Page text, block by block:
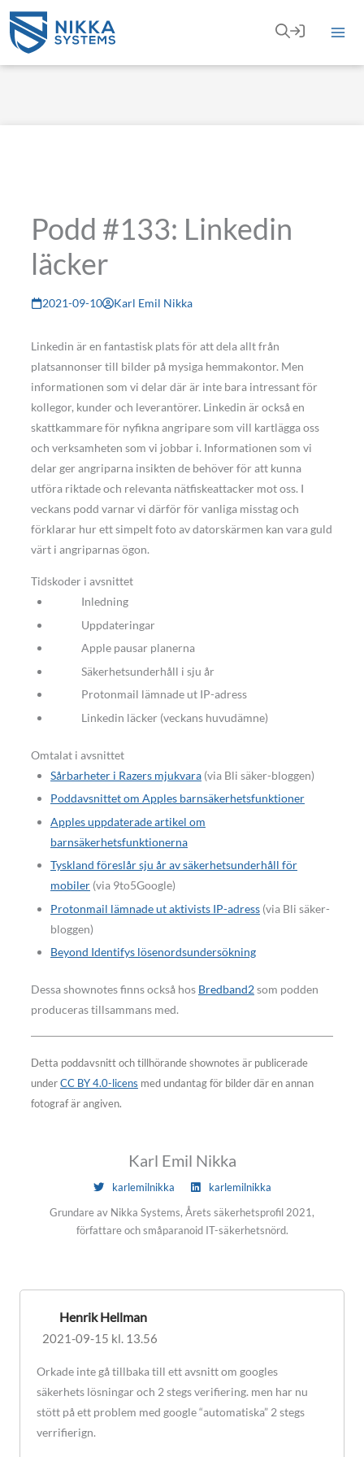
Hoppa
innehåll
Podd #133: Linkedin
läcker
2021-09-10 Karl Emil Nikka
Linkedin är en fantastisk plats för att dela allt från
platsannonser till bilder på mysiga hemmakontor. Men
informationen som vi delar där är inte bara intressant för
kollegor, kunder och leverantörer. Linkedin är också en
skattkammare för nyfikna angripare som vill kartlägga oss
och verksamheten som vi jobbar i. Informationen som vi
delar ger angriparna insikten de behöver för att kunna
utföra riktade och relevanta nätfiskeattacker mot oss. I
veckans podd varnar vi därför för vanliga misstag och
förklarar hur ett simpelt foto av datorskärmen kan vara guld
värt i angriparnas ögon.
Tidskoder i avsnittet
Inledning
Uppdateringar
Apple pausar planerna
Säkerhetsunderhåll i sju år
Protonmail lämnade ut IP-adress
Linkedin läcker (veckans huvudämne)
Omtalat i avsnittet
Sårbarheter i Razers mjukvara (via Bli säker-bloggen)
Poddavsnittet om Apples barnsäkerhetsfunktioner
Apples uppdaterade artikel om
barnsäkerhetsfunktionerna
Tyskland föreslår sju år av säkerhetsunderhåll för
mobiler (via 9to5Google)
Protonmail lämnade ut aktivists IP-adress (via Bli säker-
bloggen)
Beyond Identifys lösenordsundersökning
Dessa shownotes finns också hos Bredband2som podden
produceras tillsammans med.
Detta poddavsnitt och tillhörande shownotes är publicerade
underCC BY 4.0-licens med undantag för bilder där en annan
fotograf är angiven.
Karl Emil Nikka
karlemilnikka
karlemilnikka
Grundare av Nikka Systems, Årets säkerhetsprofil 2021,
författare och småparanoid IT-säkerhetsnörd.
Henrik Hellman
2021-09-15 kl. 13.56
Orkade inte gå tillbaka till ett avsnitt om googles
säkerhets lösningar och 2 stegs verifiering. men har nu
stött på ett problem med google “automatiska” 2 stegs
verrifierign.